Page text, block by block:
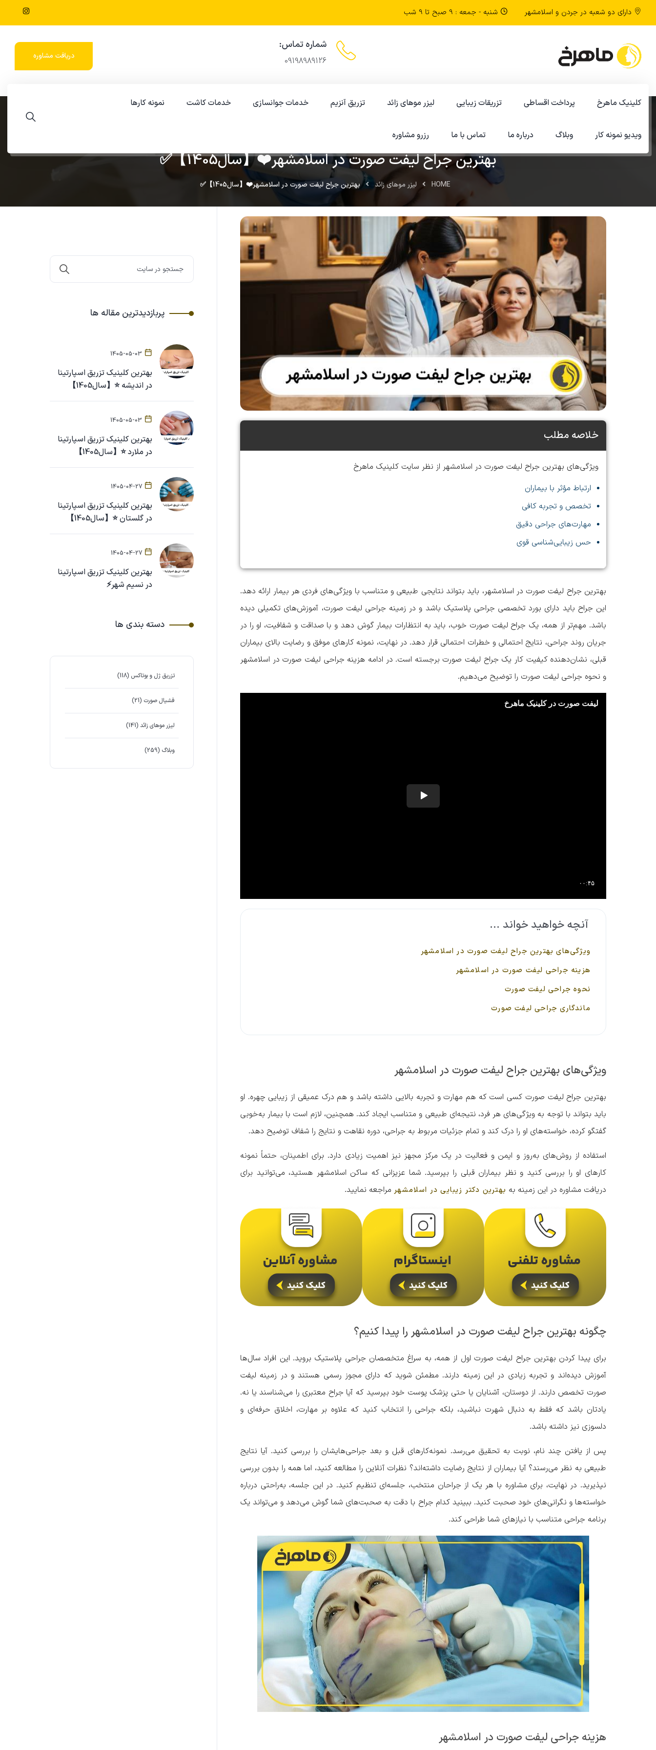
دارای دو شعبه در جردن و اسلامشهر شنبه - جمعه : 9 صبح تا 9 شب
شماره تماس:
09198989126 دریافت مشاوره
کلینیک ماهرخ پرداخت اقساطی تزریقات زیبایی لیزر موهای زائد تزریق آنزیم خدمات جوانسازی خدمات کاشت نمونه کارها
ویدیو نمونه کار وبلاگ درباره ما تماس با ما رزرو مشاوره
بهترین جراح لیفت صورت در اسلامشهر❤️【سال1405】✅
HOME لیزر موهای زائد بهترین جراح لیفت صورت در اسلامشهر❤️【سال1405】✅
خلاصه مطلب
ویژگی‌های بهترین جراح لیفت صورت در اسلامشهر از نظر سایت کلینیک ماهرخ
ارتباط مؤثر با بیماران
تخصص و تجربه کافی
مهارت‌های جراحی دقیق
حس زیبایی‌شناسی قوی
بهترین جراح لیفت صورت در اسلامشهر، باید بتواند نتایجی طبیعی و متناسب با ویژگی‌های فردی هر بیمار ارائه دهد.
این جراح باید دارای بورد تخصصی جراحی پلاستیک باشد و در زمینه جراحی لیفت صورت، آموزش‌های تکمیلی دیده
باشد. مهم‌تر از همه، یک جراح لیفت صورت خوب، باید به انتظارات بیمار گوش دهد و با صداقت و شفافیت، او را در
جریان روند جراحی، نتایج احتمالی و خطرات احتمالی قرار دهد. در نهایت، نمونه کارهای موفق و رضایت بالای بیماران
قبلی، نشان‌دهنده کیفیت کار یک جراح لیفت صورت برجسته است. در ادامه هزینه جراحی لیفت صورت در اسلامشهر
و نحوه جراحی لیفت صورت را توضیح می‌دهیم.
آنچه خواهید خواند ...
ویژگی‌های بهترین جراح لیفت صورت در اسلامشهر
هزینه جراحی لیفت صورت در اسلامشهر
نحوه جراحی لیفت صورت
ماندگاری جراحی لیفت صورت
ویژگی‌های بهترین جراح لیفت صورت در اسلامشهر
بهترین جراح لیفت صورت کسی است که هم مهارت و تجربه بالایی داشته باشد و هم درک عمیقی از زیبایی‌ چهره. او
باید بتواند با توجه به ویژگی‌های هر فرد، نتیجه‌ای طبیعی و متناسب ایجاد کند. همچنین، لازم است با بیمار به‌خوبی
گفتگو کرده، خواسته‌های او را درک کند و تمام جزئیات مربوط به جراحی، دوره نقاهت و نتایج را شفاف توضیح دهد.
استفاده از روش‌های به‌روز و ایمن و فعالیت در یک مرکز مجهز نیز اهمیت زیادی دارد. برای اطمینان، حتماً نمونه
کارهای او را بررسی کنید و نظر بیماران قبلی را بپرسید. شما عزیزانی که ساکن اسلامشهر هستید، می‌توانید برای
دریافت مشاوره در این زمینه به بهترین دکتر زیبایی در اسلامشهرمراجعه نمایید.
چگونه بهترین جراح لیفت صورت در اسلامشهر را پیدا کنیم؟
برای پیدا کردن بهترین جراح لیفت صورت اول از همه، به سراغ متخصصان جراحی پلاستیک بروید. این افراد سال‌ها
آموزش دیده‌اند و تجربه زیادی در این زمینه دارند. مطمئن شوید که دارای مجوز رسمی هستند و در زمینه لیفت
صورت تخصص دارند. از دوستان، آشنایان یا حتی پزشک پوست خود بپرسید که آیا جراح معتبری را می‌شناسند یا نه.
یادتان باشد که فقط به دنبال شهرت نباشید، بلکه جراحی را انتخاب کنید که علاوه بر مهارت، اخلاق حرفه‌ای و
دلسوزی نیز داشته باشد.
پس از یافتن چند نام، نوبت به تحقیق می‌رسد. نمونه‌کارهای قبل و بعد جراحی‌هایشان را بررسی کنید. آیا نتایج
طبیعی به نظر می‌رسند؟ آیا بیماران از نتایج رضایت داشته‌اند؟ نظرات آنلاین را مطالعه کنید، اما همه را بدون بررسی
نپذیرید. در نهایت، برای مشاوره با هر یک از جراحان منتخب، جلسه‌ای تنظیم کنید. در این جلسه، به‌راحتی درباره
خواسته‌ها و نگرانی‌های خود صحبت کنید. ببینید کدام جراح با دقت به صحبت‌های شما گوش می‌دهد و می‌تواند یک
برنامه جراحی متناسب با نیازهای شما طراحی کند.
هزینه جراحی لیفت صورت در اسلامشهر
پربازدیدترین مقاله ها
1405-05-03
بهترین کلینیک تزریق اسپارتینا
در اندیشه ⭐【سال1405】
1405-05-03
بهترین کلینیک تزریق اسپارتینا
در ملارد ⭐【سال1405】
1405-04-27
بهترین کلینیک تزریق اسپارتینا
در گلستان ⭐【سال1405】
1405-04-27
بهترین کلینیک تزریق اسپارتینا
در نسیم شهر⚡
دسته بندی ها
تزریق ژل و بوتاکس (118)
فشیال صورت (21)
لیزر موهای زائد (141)
وبلاگ (259)